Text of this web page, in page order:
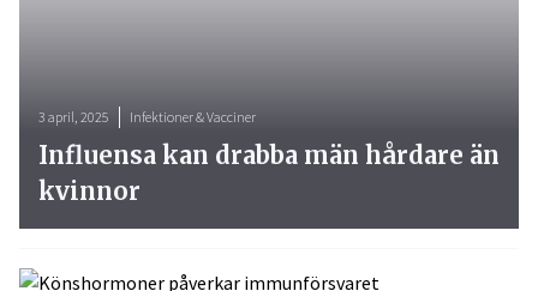
3 april, 2025 Infektioner & Vacciner
Influensa kan drabba män hårdare än
kvinnor